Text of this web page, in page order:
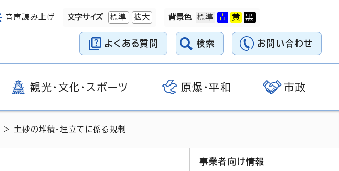
音声読み上げ 文字サイズ 標準 拡大 背景色
よくある質問 検索 お問い合わせ
観光・文化・スポーツ 原爆・平和 市政
> 土砂の堆積・埋立てに係る規制
事業者向け情報